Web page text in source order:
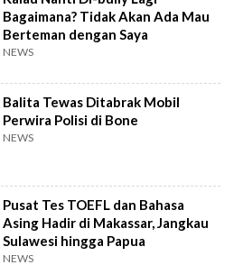
Bagaimana? Tidak Akan Ada Mau
Berteman dengan Saya
NEWS
Balita Tewas Ditabrak Mobil
Perwira Polisi di Bone
NEWS
Pusat Tes TOEFL dan Bahasa
Asing Hadir di Makassar, Jangkau
Sulawesi hingga Papua
NEWS